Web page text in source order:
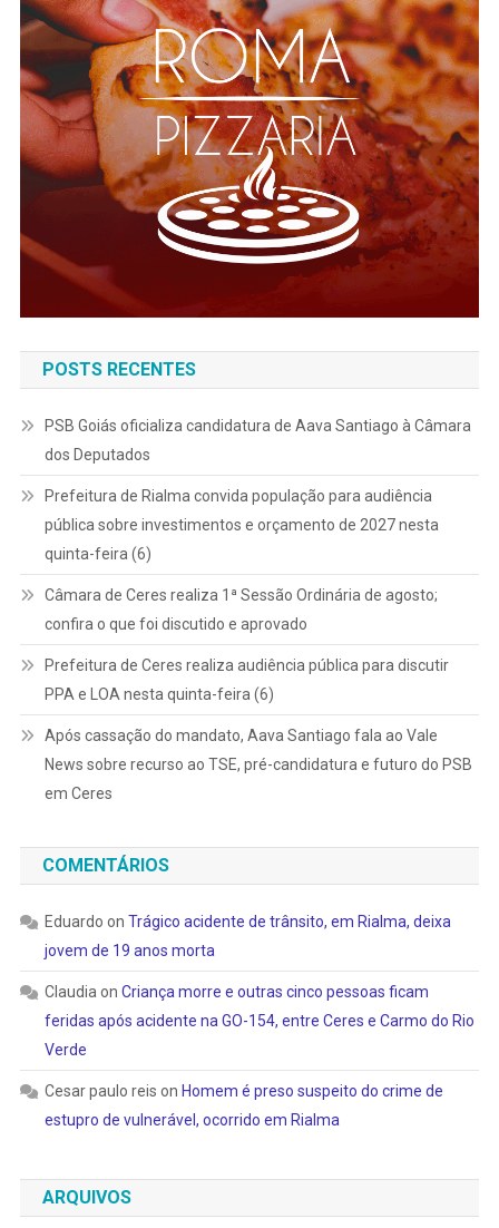
POSTS RECENTES
PSB Goiás oficializa candidatura de Aava Santiago à Câmara
dos Deputados
Prefeitura de Rialma convida população para audiência
pública sobre investimentos e orçamento de 2027 nesta
quinta-feira (6)
Câmara de Ceres realiza 1ª Sessão Ordinária de agosto;
confira o que foi discutido e aprovado
Prefeitura de Ceres realiza audiência pública para discutir
PPA e LOA nesta quinta-feira (6)
Após cassação do mandato, Aava Santiago fala ao Vale
News sobre recurso ao TSE, pré-candidatura e futuro do PSB
em Ceres
COMENTÁRIOS
Eduardo on Trágico acidente de trânsito, em Rialma, deixa
jovem de 19 anos morta
Claudia on Criança morre e outras cinco pessoas ficam
feridas após acidente na GO-154, entre Ceres e Carmo do Rio
Verde
Cesar paulo reis on Homem é preso suspeito do crime de
estupro de vulnerável, ocorrido em Rialma
ARQUIVOS